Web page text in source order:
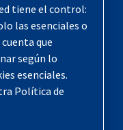
derechos
tiene el control:
las esenciales o
que
según lo
esenciales.
Política de